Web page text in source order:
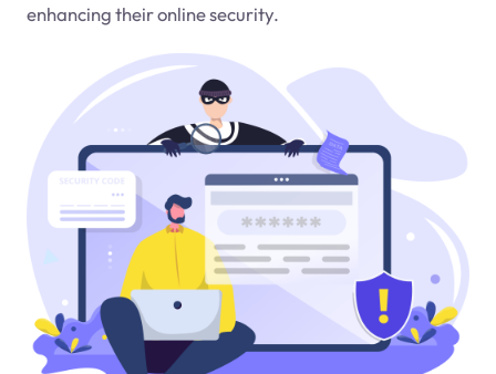
enhancing their online security.